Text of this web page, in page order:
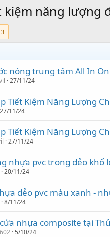
năng lượng
3
nóng trung tâm All In
27/11/24
Tiết Kiệm Năng Lượng
27/11/24
Tiết Kiệm Năng Lượng
27/11/24
nhựa pvc trong dẻo khổ
20/11/24
dẻo pvc màu xanh -
8/11/24
nhựa composite tại
5/10/24